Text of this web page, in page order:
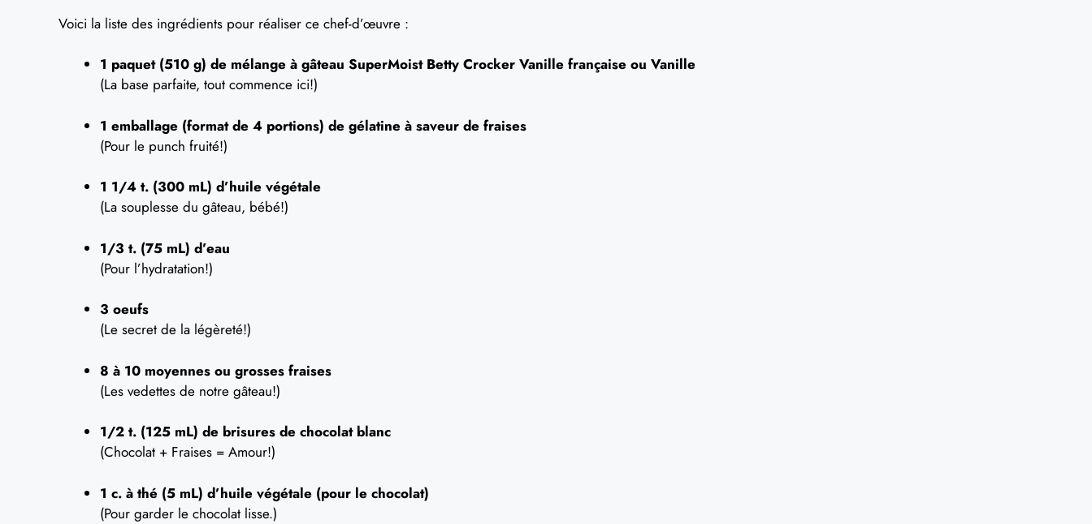
Voici la liste des ingrédients pour réaliser ce chef-d’œuvre :
1 paquet (510 g) de mélange à gâteau SuperMoist Betty Crocker Vanille française ou Vanille
(La base parfaite, tout commence ici!)
1 emballage (format de 4 portions) de gélatine à saveur de fraises
(Pour le punch fruité!)
1 1/4 t. (300 mL) d’huile végétale
(La souplesse du gâteau, bébé!)
1/3 t. (75 mL) d’eau
(Pour l’hydratation!)
3 oeufs
(Le secret de la légèreté!)
8 à 10 moyennes ou grosses fraises
(Les vedettes de notre gâteau!)
1/2 t. (125 mL) de brisures de chocolat blanc
(Chocolat + Fraises = Amour!)
1 c. à thé (5 mL) d’huile végétale (pour le chocolat)
(Pour garder le chocolat lisse.)